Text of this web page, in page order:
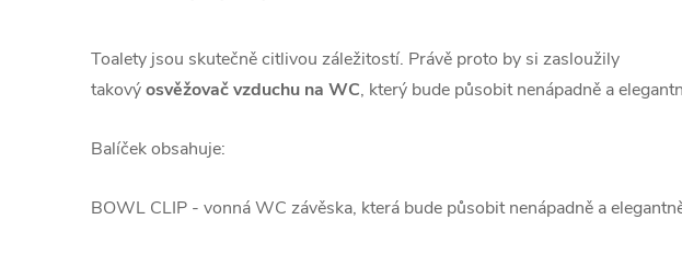
Toalety jsou skutečně citlivou záležitostí. Právě proto by si zasloužily
takovýosvěžovač vzduchu na WC, který bude působit nenápadně a
Balíček obsahuje:
BOWL CLIP - vonná WC závěska, která bude působit nenápadně a